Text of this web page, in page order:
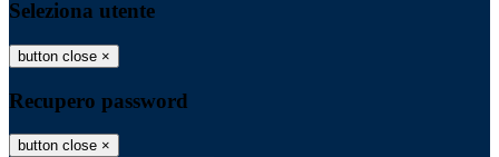
Seleziona utente
button close ×
Recupero password
button close ×